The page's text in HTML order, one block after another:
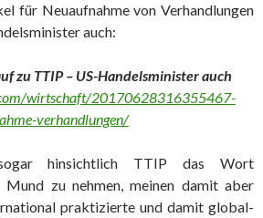
für Neuaufnahme von Verhandlungen
auch:
zu TTIP – US-Handelsminister auch
wirtschaft/20170628316355467-
verhandlungen/
hinsichtlich TTIP das Wort
Mund zu nehmen, meinen damit aber
praktizierte und damit global-